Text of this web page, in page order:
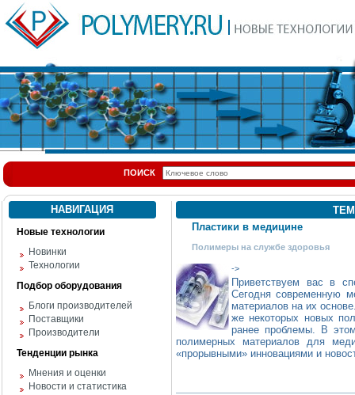
ПОИСК
НАВИГАЦИЯ
Новые технологии
Новинки
Технологии
Подбор оборудования
Блоги производителей
Поставщики
Производители
Тенденции рынка
Мнения и оценки
Новости и статистика
Пластики в медицине
Полимеры на службе здоровья
->
Приветствуем вас в
Сегодня современную
материалов на их
же некоторых новых
ранее проблемы. В
полимерных материалов для
«прорывными» инновациями и